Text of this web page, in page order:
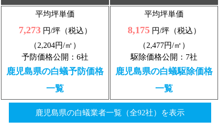
平均坪単価
7,273円/坪（税込）
（2,204円/㎡）
予防価格公開：6社
鹿児島県の白蟻予防価格
一覧
平均坪単価
8,175円/坪（税込）
（2,477円/㎡）
駆除価格公開：7社
鹿児島県の白蟻駆除価格
一覧
鹿児島県の白蟻業者一覧（全92社）を表示